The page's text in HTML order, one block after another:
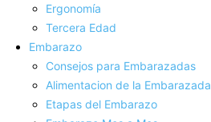
Ergonomí­a
Tercera Edad
Embarazo
Consejos para Embarazadas
Alimentacion de la Embarazada
Etapas del Embarazo